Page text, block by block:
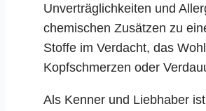
Unverträglichkeiten und
chemischen Zusätzen zu
Stoffe im Verdacht, das
Kopfschmerzen oder
Als Kenner und Liebhaber